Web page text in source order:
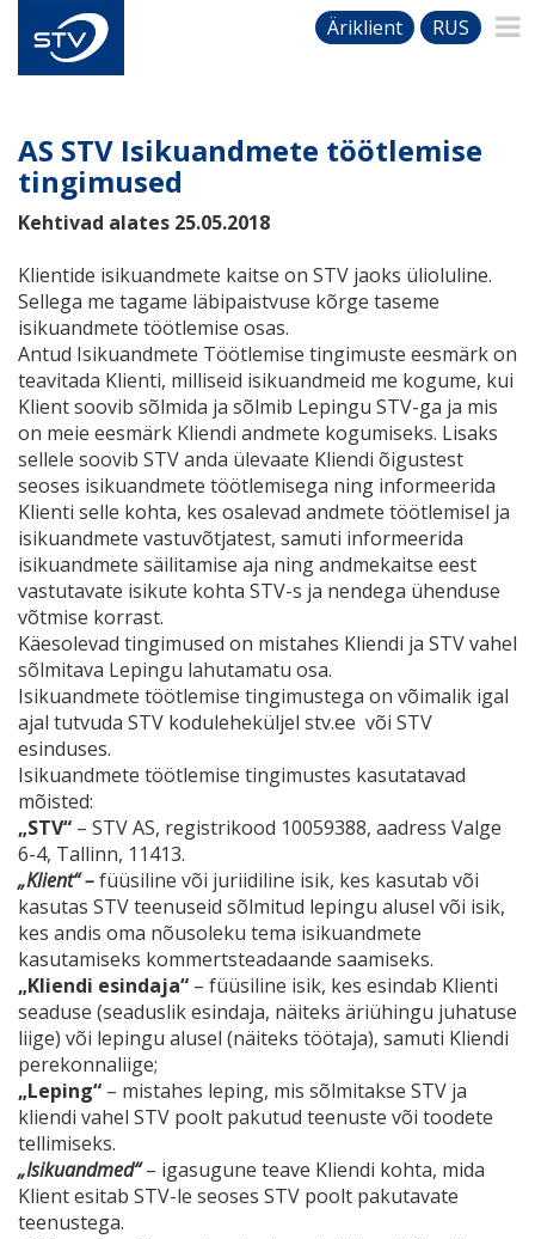
Äriklient RUS
AS STV Isikuandmete töötlemise
tingimused
Kehtivad alates 25.05.2018
Klientide isikuandmete kaitse on STV jaoks ülioluline.
Sellega me tagame läbipaistvuse kõrge taseme
isikuandmete töötlemise osas.
Antud Isikuandmete Töötlemise tingimuste eesmärk on
teavitada Klienti, milliseid isikuandmeid me kogume, kui
Klient soovib sõlmida ja sõlmib Lepingu STV-ga ja mis
on meie eesmärk Kliendi andmete kogumiseks. Lisaks
sellele soovib STV anda ülevaate Kliendi õigustest
seoses isikuandmete töötlemisega ning informeerida
Klienti selle kohta, kes osalevad andmete töötlemisel ja
isikuandmete vastuvõtjatest, samuti informeerida
isikuandmete säilitamise aja ning andmekaitse eest
vastutavate isikute kohta STV-s ja nendega ühenduse
võtmise korrast.
Käesolevad tingimused on mistahes Kliendi ja STV vahel
sõlmitava Lepingu lahutamatu osa.
Isikuandmete töötlemise tingimustega on võimalik igal
ajal tutvuda STV koduleheküljel stv.ee või STV
esinduses.
Isikuandmete töötlemise tingimustes kasutatavad
mõisted:
„STV“ – STV AS, registrikood 10059388, aadress Valge
6-4, Tallinn, 11413.
„Klient“ –füüsiline või juriidiline isik, kes kasutab või
kasutas STV teenuseid sõlmitud lepingu alusel või isik,
kes andis oma nõusoleku tema isikuandmete
kasutamiseks kommertsteadaande saamiseks.
„Kliendi esindaja“ – füüsiline isik, kes esindab Klienti
seaduse (seaduslik esindaja, näiteks äriühingu juhatuse
liige) või lepingu alusel (näiteks töötaja), samuti Kliendi
perekonnaliige;
„Leping“ – mistahes leping, mis sõlmitakse STV ja
kliendi vahel STV poolt pakutud teenuste või toodete
tellimiseks.
„Isikuandmed“– igasugune teave Kliendi kohta, mida
Klient esitab STV-le seoses STV poolt pakutavate
teenustega.